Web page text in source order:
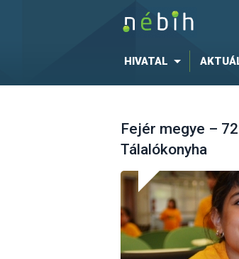
HIVATAL
Fejér megye –
Tálalókonyha